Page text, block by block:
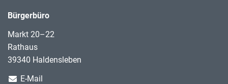
Bürgerbüro
Markt 20–22
Rathaus
39340 Haldensleben
E-Mail